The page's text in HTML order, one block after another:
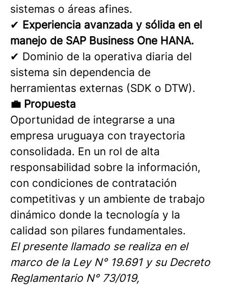
sistemas o áreas afines.
✔ Experiencia avanzada y sólida en el
manejo de SAP Business One HANA.
✔ Dominio de la operativa diaria del
sistema sin dependencia de
herramientas externas (SDK o DTW).
💼 Propuesta
Oportunidad de integrarse a una
empresa uruguaya con trayectoria
consolidada. En un rol de alta
responsabilidad sobre la información,
con condiciones de contratación
competitivas y un ambiente de trabajo
dinámico donde la tecnología y la
calidad son pilares fundamentales.
El presente llamado se realiza en el
marco de la Ley N° 19.691 y su Decreto
Reglamentario N° 73/019,